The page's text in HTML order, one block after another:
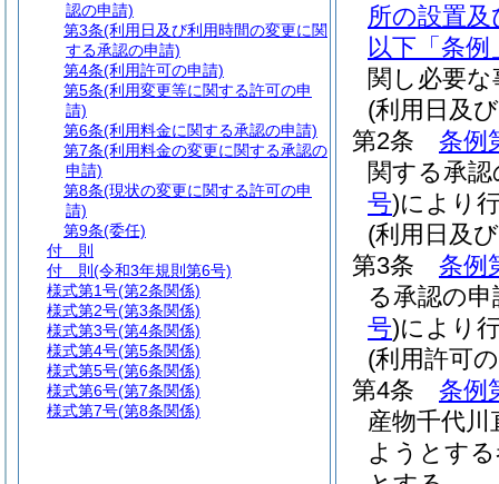
所の設置
以下「条
関し必要
(利用日及
第2条
条例
関する承
号)により
(利用日及
第3条
条例
る承認の
号)により
(利用許可
第4条
条例
産物千代川
ようとす
認の申請)
第3条(利用日及び利用時間の変更に関
する承認の申請)
第4条(利用許可の申請)
第5条(利用変更等に関する許可の申
請)
第6条(利用料金に関する承認の申請)
第7条(利用料金の変更に関する承認の
申請)
第8条(現状の変更に関する許可の申
請)
第9条(委任)
付 則
付 則 (令和3年規則第6号)
様式第1号(第2条関係)
様式第2号(第3条関係)
様式第3号(第4条関係)
様式第4号(第5条関係)
様式第5号(第6条関係)
様式第6号(第7条関係)
様式第7号(第8条関係)